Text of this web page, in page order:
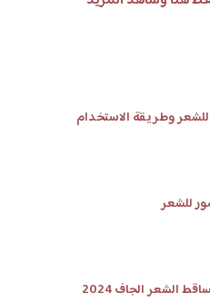
للشعر وطريقة الاستخدام
للشعر
الشعر الجاف 2024